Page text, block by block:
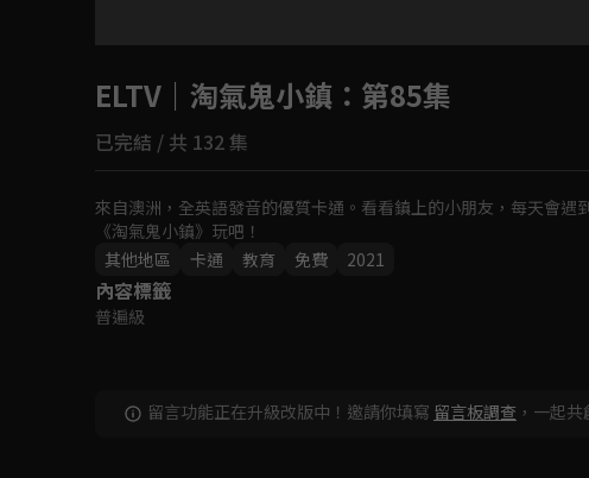
如有不便請見諒
回首頁
ELTV｜淘氣鬼小鎮 ：第85集
已完結 / 共 132 集
來自澳洲，全英語發音的優質卡通。看看鎮上的小朋友，每天會
《淘氣鬼小鎮》玩吧！
其他地區
卡通 教育 免費 2021
內容標籤
普遍級
留言功能正在升級改版中！邀請你填寫 留言板調查 ，一起